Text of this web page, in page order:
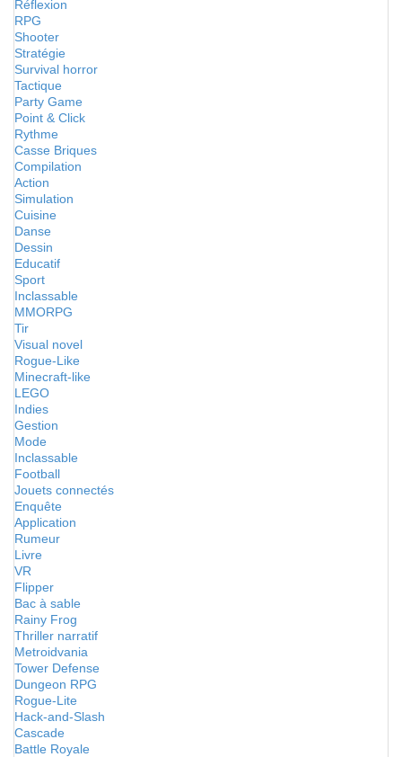
Réflexion
RPG
Shooter
Stratégie
Survival horror
Tactique
Party Game
Point & Click
Rythme
Casse Briques
Compilation
Action
Simulation
Cuisine
Danse
Dessin
Educatif
Sport
Inclassable
MMORPG
Tir
Visual novel
Rogue-Like
Minecraft-like
LEGO
Indies
Gestion
Mode
Inclassable
Football
Jouets connectés
Enquête
Application
Rumeur
Livre
VR
Flipper
Bac à sable
Rainy Frog
Thriller narratif
Metroidvania
Tower Defense
Dungeon RPG
Rogue-Lite
Hack-and-Slash
Cascade
Battle Royale